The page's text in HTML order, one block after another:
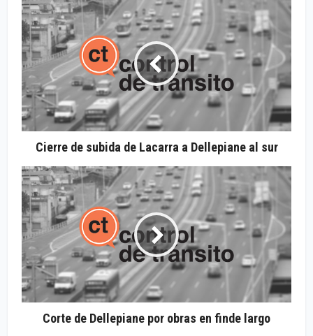
Cierre de subida de Lacarra a Dellepiane al sur
Corte de Dellepiane por obras en finde largo